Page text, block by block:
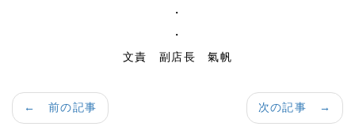
・
・
文責 副店長 氣帆
次の記事 →
← 前の記事